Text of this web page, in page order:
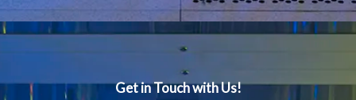
Get in Touch with Us!